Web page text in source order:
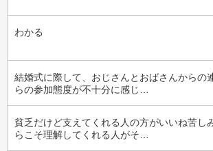
わかる
結婚式に際して、おじさんとおばさんからの
らの参加態度が不十分に感じ…
貧乏だけど支えてくれる人の方がいいね苦し
らこそ理解してくれる人がそ…